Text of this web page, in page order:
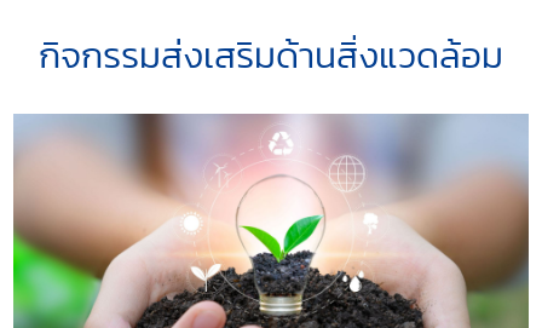
กิจกรรมส่งเสริมด้านสิ่งแวดล้อม